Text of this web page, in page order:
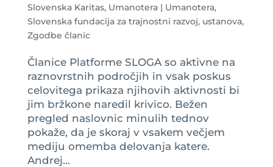
Slovenska Karitas, Umanotera | Umanotera,
Slovenska fundacija za trajnostni razvoj, ustanova,
Zgodbe članic
Članice Platforme SLOGA so aktivne na
raznovrstnih področjih in vsak poskus
celovitega prikaza njihovih aktivnosti bi
jim bržkone naredil krivico. Bežen
pregled naslovnic minulih tednov
pokaže, da je skoraj v vsakem večjem
mediju omemba delovanja katere.
Andrej...